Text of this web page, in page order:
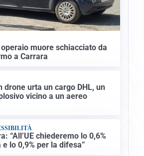
muore schiacciato da
a Carrara
drone urta un cargo DHL, un
vicino a un aereo
“All’UE chiederemo lo 0,6%
e lo 0,9% per la difesa”